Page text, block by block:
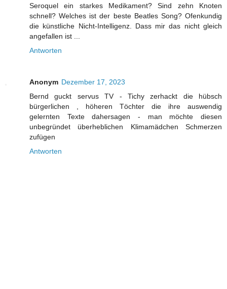
Seroquel ein starkes Medikament? Sind zehn Knoten
schnell? Welches ist der beste Beatles Song? Ofenkundig
die künstliche Nicht-Intelligenz. Dass mir das nicht gleich
angefallen ist ...
Antworten
Anonym Dezember 17, 2023
Bernd guckt servus TV - Tichy zerhackt die hübsch
bürgerlichen , höheren Töchter die ihre auswendig
gelernten Texte dahersagen - man möchte diesen
unbegründet überheblichen Klimamädchen Schmerzen
zufügen
Antworten